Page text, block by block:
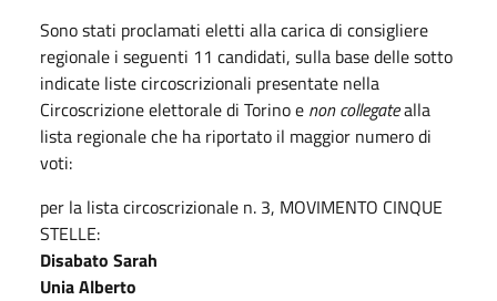
Sono stati proclamati eletti alla carica di consigliere
regionale i seguenti 11 candidati, sulla base delle sotto
indicate liste circoscrizionali presentate nella
Circoscrizione elettorale di Torino e non collegatealla
lista regionale che ha riportato il maggior numero di
voti:
per la lista circoscrizionale n. 3, MOVIMENTO CINQUE
STELLE:
Disabato Sarah
Unia Alberto